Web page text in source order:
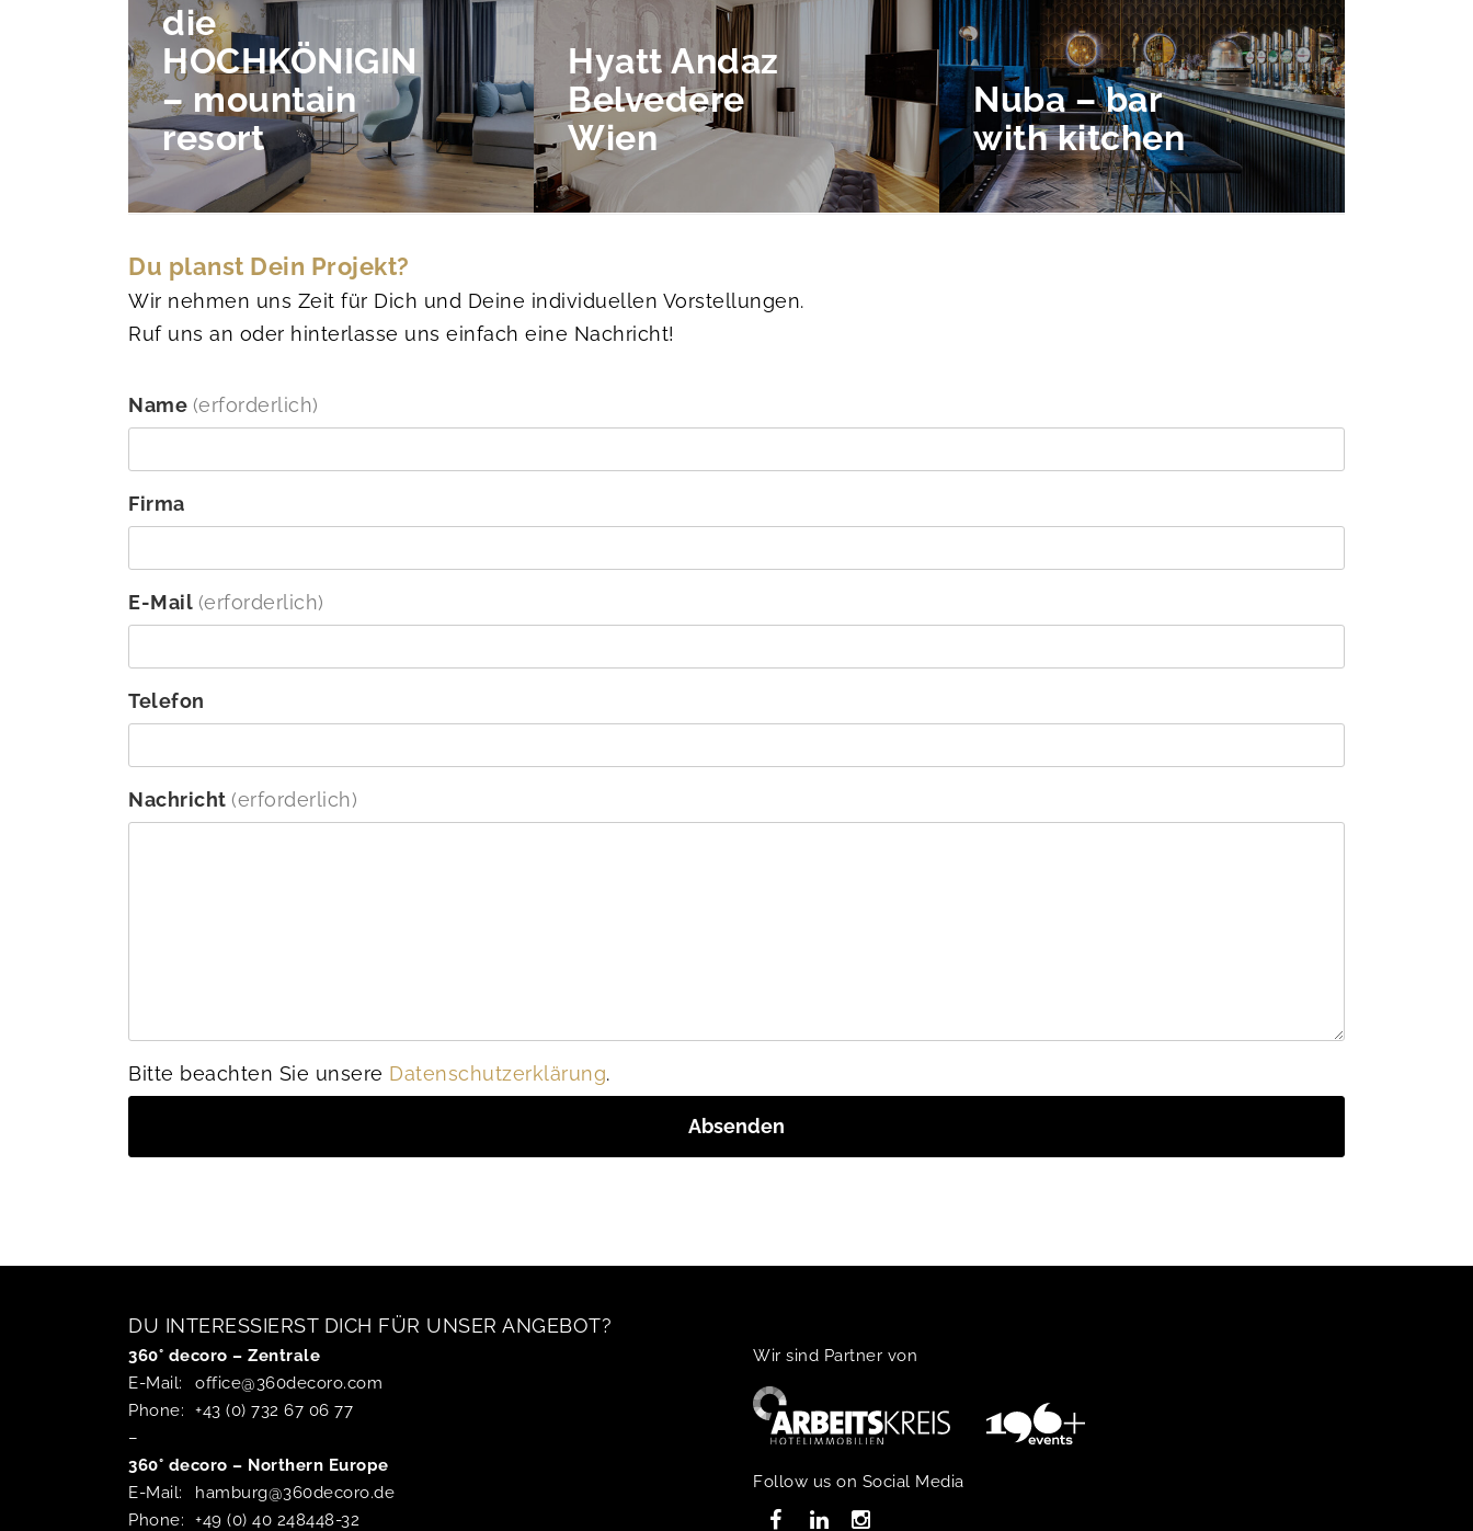
die
HOCHKÖNIGIN
– mountain
resort
Hyatt Andaz
Belvedere
Wien
Nuba – bar
with kitchen
Du planst Dein Projekt?
Wir nehmen uns Zeit für Dich und Deine individuellen Vorstellungen.
Ruf uns an oder hinterlasse uns einfach eine Nachricht!
Name (erforderlich)
Firma
E-Mail (erforderlich)
Telefon
Nachricht (erforderlich)
Bitte beachten Sie unsere Datenschutzerklärung.
DU INTERESSIERST DICH FÜR UNSER ANGEBOT?
360° decoro – Zentrale
E-Mail:
office@360decoro.com
Phone:
+43 (0) 732 67 06 77
–
360° decoro – Northern Europe
E-Mail:
hamburg@360decoro.de
Phone:
+49 (0) 40 248448-32
Wir sind Partner von
Follow us on Social Media